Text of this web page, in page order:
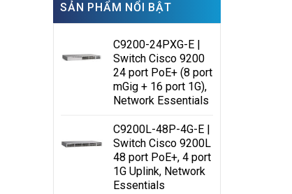
SẢN PHẨM NỔI BẬT
C9200-24PXG-E |
Switch Cisco 9200
24 port PoE+ (8 port
mGig + 16 port 1G),
Network Essentials
C9200L-48P-4G-E |
Switch Cisco 9200L
48 port PoE+, 4 port
1G Uplink, Network
Essentials